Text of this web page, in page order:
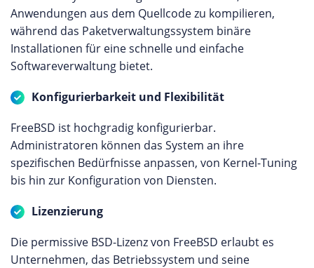
Anwendungen aus dem Quellcode zu kompilieren,
während das Paketverwaltungssystem binäre
Installationen für eine schnelle und einfache
Softwareverwaltung bietet.
Konfigurierbarkeit und Flexibilität
FreeBSD ist hochgradig konfigurierbar.
Administratoren können das System an ihre
spezifischen Bedürfnisse anpassen, von Kernel-Tuning
bis hin zur Konfiguration von Diensten.
Lizenzierung
Die permissive BSD-Lizenz von FreeBSD erlaubt es
Unternehmen, das Betriebssystem und seine